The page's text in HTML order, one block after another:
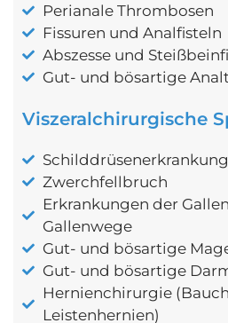
Perianale Thrombosen
Fissuren und Analfisteln
Abszesse und
Gut- und bösartige
Viszeralchirurgische
Zwerchfellbruch
Erkrankungen der
Gallenwege
Gut- und bösartige
Gut- und bösartige
Hernienchirurgie
Leistenhernien)